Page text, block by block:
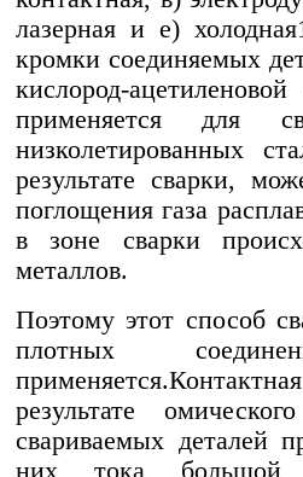
лазерная и е)
кромки соединяемых
кислород-
применяется для
низколетированных
результате сварки,
поглощения газа
в зоне сварки
металлов.
Поэтому этот способ
плотных
результате
свариваемых деталей
них тока большой